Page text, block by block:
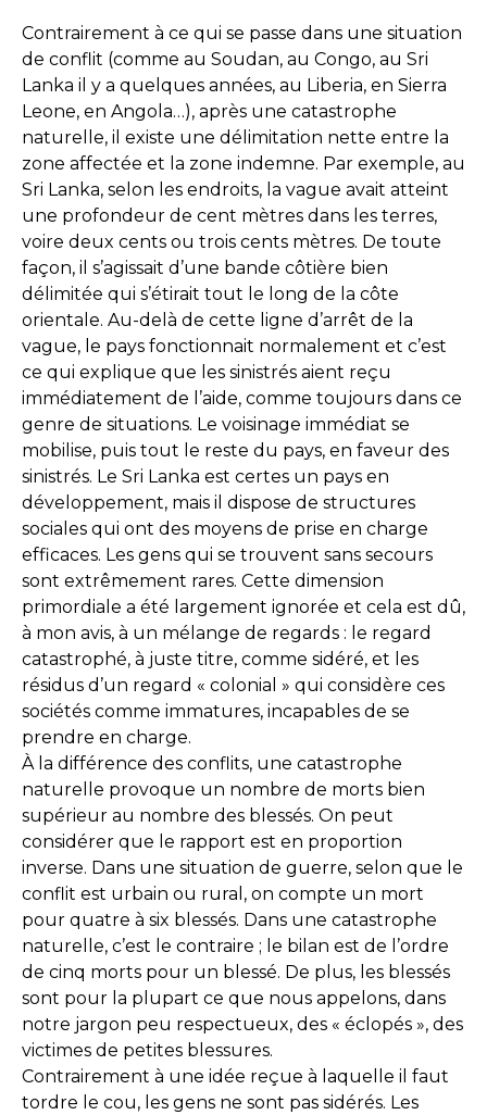
Contrairement à ce qui se passe dans une situation
de conflit (comme au Soudan, au Congo, au Sri
Lanka il y a quelques années, au Liberia, en Sierra
Leone, en Angola…), après une catastrophe
naturelle, il existe une délimitation nette entre la
zone affectée et la zone indemne. Par exemple, au
Sri Lanka, selon les endroits, la vague avait atteint
une profondeur de cent mètres dans les terres,
voire deux cents ou trois cents mètres. De toute
façon, il s’agissait d’une bande côtière bien
délimitée qui s’étirait tout le long de la côte
orientale. Au-delà de cette ligne d’arrêt de la
vague, le pays fonctionnait normalement et c’est
ce qui explique que les sinistrés aient reçu
immédiatement de l’aide, comme toujours dans ce
genre de situations. Le voisinage immédiat se
mobilise, puis tout le reste du pays, en faveur des
sinistrés. Le Sri Lanka est certes un pays en
développement, mais il dispose de structures
sociales qui ont des moyens de prise en charge
efficaces. Les gens qui se trouvent sans secours
sont extrêmement rares. Cette dimension
primordiale a été largement ignorée et cela est dû,
à mon avis, à un mélange de regards : le regard
catastrophé, à juste titre, comme sidéré, et les
résidus d’un regard « colonial » qui considère ces
sociétés comme immatures, incapables de se
prendre en charge.
À la différence des conflits, une catastrophe
naturelle provoque un nombre de morts bien
supérieur au nombre des blessés. On peut
considérer que le rapport est en proportion
inverse. Dans une situation de guerre, selon que le
conflit est urbain ou rural, on compte un mort
pour quatre à six blessés. Dans une catastrophe
naturelle, c’est le contraire ; le bilan est de l’ordre
de cinq morts pour un blessé. De plus, les blessés
sont pour la plupart ce que nous appelons, dans
notre jargon peu respectueux, des « éclopés », des
victimes de petites blessures.
Contrairement à une idée reçue à laquelle il faut
tordre le cou, les gens ne sont pas sidérés. Les